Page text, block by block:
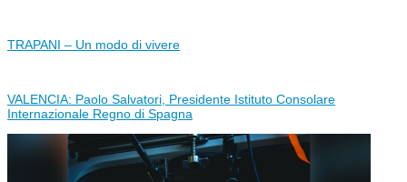
TRAPANI – Un modo di vivere
VALENCIA: Paolo Salvatori, Presidente Istituto Consolare
Internazionale Regno di Spagna